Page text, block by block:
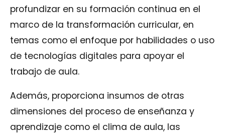
profundizar en su formación continua en el
marco de la transformación curricular, en
temas como el enfoque por habilidades o uso
de tecnologías digitales para apoyar el
trabajo de aula.
Además, proporciona insumos de otras
dimensiones del proceso de enseñanza y
aprendizaje como el clima de aula, las